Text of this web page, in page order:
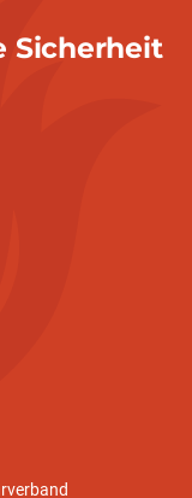
Sicherheit